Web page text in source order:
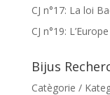
CJ n°17: La loi
CJ n°19:
Bijus
Catègorie /